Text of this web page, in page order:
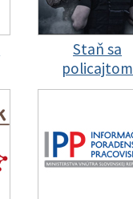
Staň sa
policajtom